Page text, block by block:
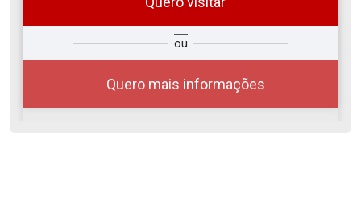
ou
Quero mais informações
Qual o melhor dia e horário para
você?